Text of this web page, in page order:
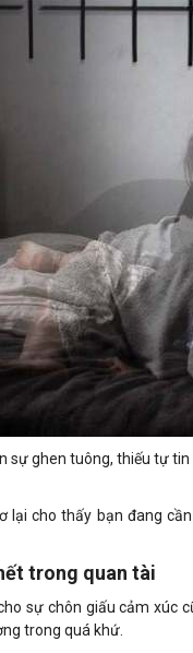
sự ghen tuông, thiếu tự
lại cho thấy bạn đang
trong quan tài
sự chôn giấu cảm xúc
trong quá khứ.